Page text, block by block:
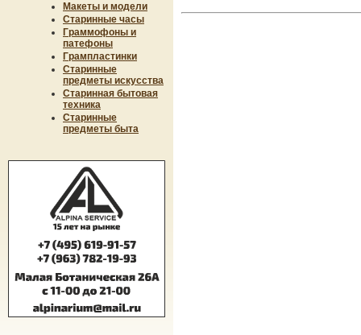
Макеты и модели
Старинные часы
Граммофоны и
патефоны
Грампластинки
Старинные
предметы искусства
Старинная бытовая
техника
Старинные
предметы быта